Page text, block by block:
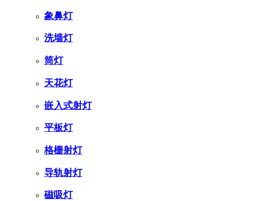
象鼻灯
洗墙灯
筒灯
天花灯
嵌入式射灯
平板灯
格栅射灯
导轨射灯
磁吸灯